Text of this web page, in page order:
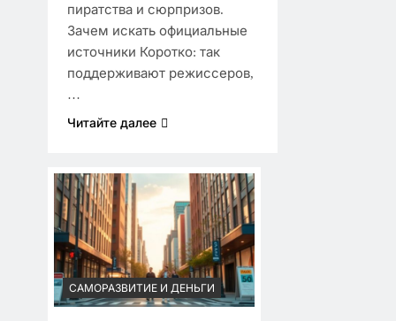
пиратства и сюрпризов.
Зачем искать официальные
источники Коротко: так
поддерживают режиссеров,
…
Читайте далее
САМОРАЗВИТИЕ И ДЕНЬГИ